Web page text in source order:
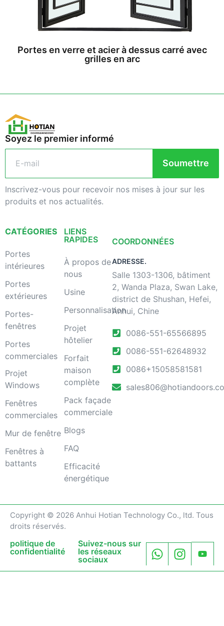
Portes en verre et acier à dessus carré avec
grilles en arc
Soyez le premier informé
Soumettre
Inscrivez-vous pour recevoir nos mises à jour sur les
produits et nos actualités.
CATÉGORIES
Portes
intérieures
Portes
extérieures
Portes-
fenêtres
Portes
commerciales
Projet
Windows
Fenêtres
commerciales
Mur de fenêtre
Fenêtres à
battants
LIENS
RAPIDES
À propos de
nous
Usine
Personnalisation
Projet
hôtelier
Forfait
maison
complète
Pack façade
commerciale
Blogs
FAQ
Efficacité
énergétique
COORDONNÉES
ADRESSE.
Salle 1303-1306, bâtiment
2, Wanda Plaza, Swan Lake,
district de Shushan, Hefei,
Anhui, Chine
0086-551-65566895
0086-551-62648932
0086+15058581581
Copyright © 2026 Anhui Hotian Technology Co., ltd. Tous
droits réservés.
politique de
confidentialité
Suivez-nous sur
les réseaux
sociaux